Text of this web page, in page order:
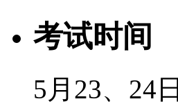
考试时间
5月23、24日